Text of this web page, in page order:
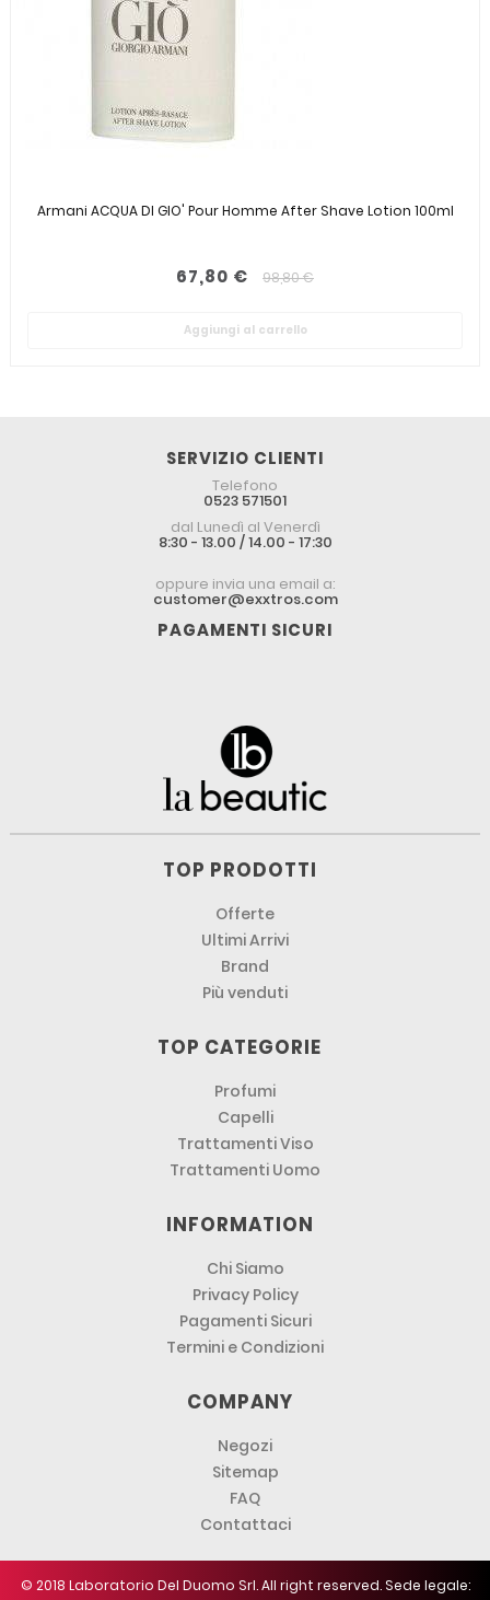
Armani ACQUA DI GIO' Pour Homme After Shave Lotion 100ml
67,80 € 98,80 €
Aggiungi al carrello
SERVIZIO CLIENTI
Telefono
0523 571501
dal Lunedì al Venerdì
8:30 - 13.00 / 14.00 - 17:30
oppure invia una email a:
customer@exxtros.com
PAGAMENTI SICURI
TOP PRODOTTI
Offerte
Ultimi Arrivi
Brand
Più venduti
TOP CATEGORIE
Profumi
Capelli
Trattamenti Viso
Trattamenti Uomo
INFORMATION
Chi Siamo
Privacy Policy
Pagamenti Sicuri
Termini e Condizioni
COMPANY
Negozi
Sitemap
FAQ
Contattaci
© 2018 Laboratorio Del Duomo Srl. All right reserved. Sede legale: